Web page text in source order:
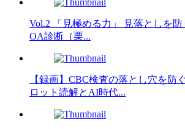
Vol.2 「見極める力」 見落としを
OA診断（栗...
【録画】CBC検査の落とし穴を防
ロット読解とAI時代...